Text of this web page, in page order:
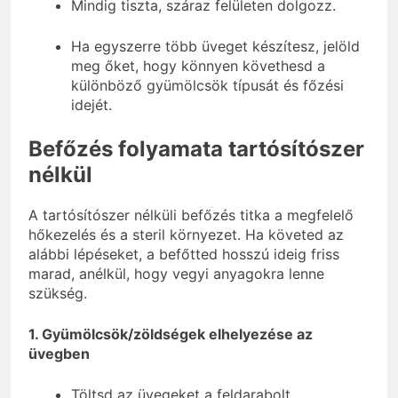
Mindig tiszta, száraz felületen dolgozz.
Ha egyszerre több üveget készítesz, jelöld
meg őket, hogy könnyen követhesd a
különböző gyümölcsök típusát és főzési
idejét.
Befőzés folyamata tartósítószer
nélkül
A tartósítószer nélküli befőzés titka a megfelelő
hőkezelés és a steril környezet. Ha követed az
alábbi lépéseket, a befőtted hosszú ideig friss
marad, anélkül, hogy vegyi anyagokra lenne
szükség.
1. Gyümölcsök/zöldségek elhelyezése az
üvegben
Töltsd az üvegeket a feldarabolt